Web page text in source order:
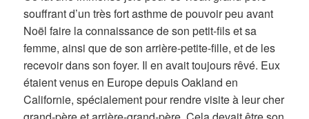
souffrant d’un très fort asthme de pouvoir peu avant
Noël faire la connaissance de son petit-fils et sa
femme, ainsi que de son arrière-petite-fille, et de les
recevoir dans son foyer. Il en avait toujours rêvé. Eux
étaient venus en Europe depuis Oakland en
Californie, spécialement pour rendre visite à leur cher